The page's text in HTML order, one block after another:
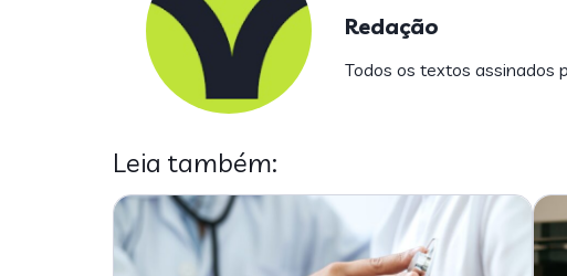
Redação
Todos os textos assinados
Leia também: